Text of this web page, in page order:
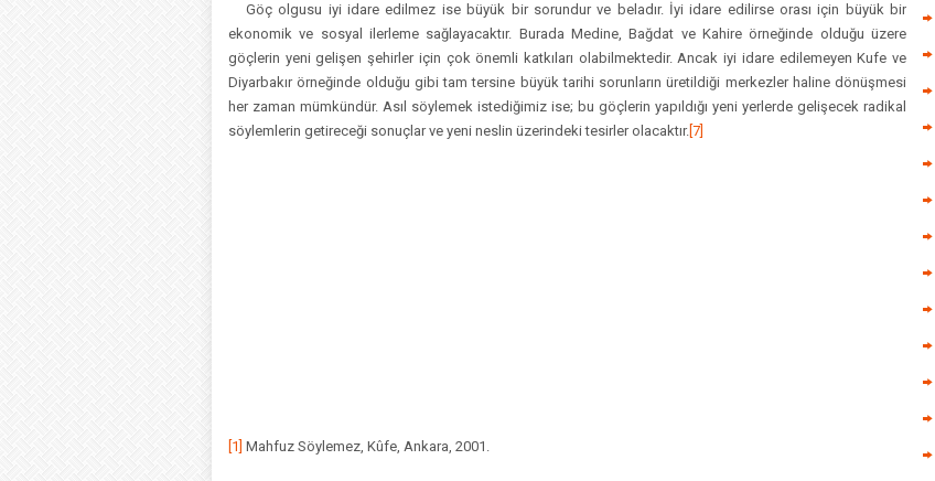
Göç olgusu iyi idare edilmez ise büyük bir sorundur ve beladır. İyi idare edilirse orası için büyük bir
ekonomik ve sosyal ilerleme sağlayacaktır. Burada Medine, Bağdat ve Kahire örneğinde olduğu üzere
göçlerin yeni gelişen şehirler için çok önemli katkıları olabilmektedir. Ancak iyi idare edilemeyen Kufe ve
Diyarbakır örneğinde olduğu gibi tam tersine büyük tarihi sorunların üretildiği merkezler haline dönüşmesi
her zaman mümkündür. Asıl söylemek istediğimiz ise; bu göçlerin yapıldığı yeni yerlerde gelişecek radikal
söylemlerin getireceği sonuçlar ve yeni neslin üzerindeki tesirler olacaktır. [7]
[1] Mahfuz Söylemez, Kûfe, Ankara, 2001.